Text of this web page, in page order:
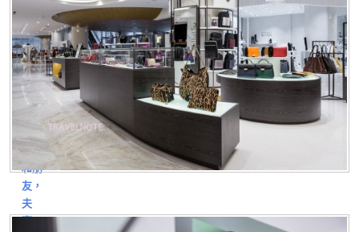
出。
是可
以 簡
單和
方便
的包
包。
和朋
友，
夫